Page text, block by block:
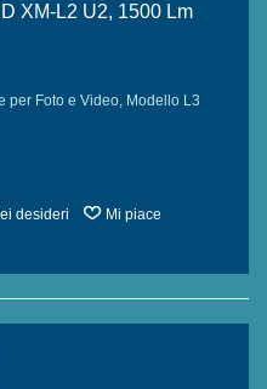
XM-L2 U2, 1500 Lm
per Foto e Video, Modello L3
desideri
Mi piace